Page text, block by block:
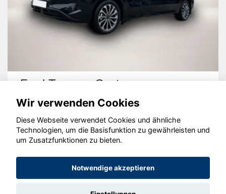
Ford Tourneo Custom
© konjunkturmotor.de GmbH 2020 - 2026
Wir verwenden Cookies
Diese Webseite verwendet Cookies und ähnliche
Technologien, um die Basisfunktion zu gewährleisten und
um Zusatzfunktionen zu bieten.
Notwendige akzeptieren